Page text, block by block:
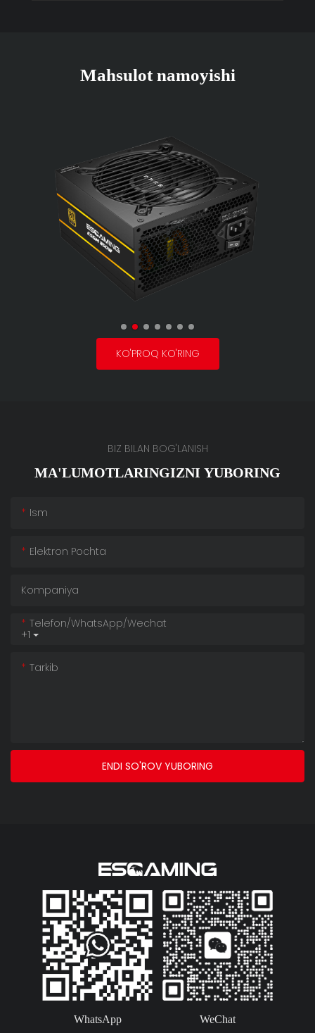
Mahsulot namoyishi
KO'PROQ KO'RING
BIZ BILAN BOG'LANISH
MA'LUMOTLARINGIZNI YUBORING
Ism
Elektron Pochta
Kompaniya
+1
Telefon/whatsApp/wechat
Tarkib
ENDI SO'ROV YUBORING
WhatsApp WeChat